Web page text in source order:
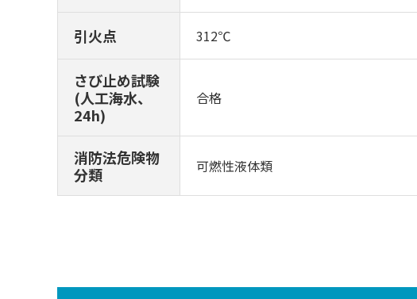
引火点 312℃
さび止め試験
(人工海水、
24h)
合格
消防法危険物
分類
可燃性液体類